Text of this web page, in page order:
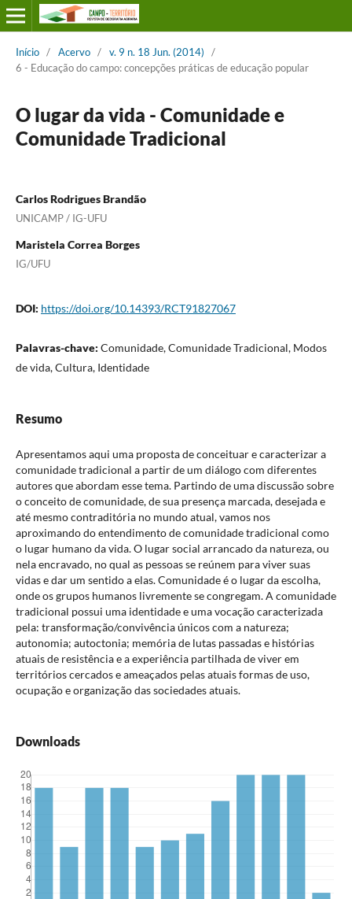
Início / Acervo / v. 9 n. 18 Jun. (2014)
/
6 - Educação do campo: concepções práticas de educação popular
O lugar da vida - Comunidade e
Comunidade Tradicional
Carlos Rodrigues Brandão
UNICAMP / IG-UFU
Maristela Correa Borges
IG/UFU
DOI: https://doi.org/10.14393/RCT91827067
Palavras-chave: Comunidade, Comunidade Tradicional, Modos
de vida, Cultura, Identidade
Resumo
Apresentamos aqui uma proposta de conceituar e caracterizar a
comunidade tradicional a partir de um diálogo com diferentes
autores que abordam esse tema. Partindo de uma discussão sobre
o conceito de comunidade, de sua presença marcada, desejada e
até mesmo contraditória no mundo atual, vamos nos
aproximando do entendimento de comunidade tradicional como
o lugar humano da vida. O lugar social arrancado da natureza, ou
nela encravado, no qual as pessoas se reúnem para viver suas
vidas e dar um sentido a elas. Comunidade é o lugar da escolha,
onde os grupos humanos livremente se congregam. A comunidade
tradicional possui uma identidade e uma vocação caracterizada
pela: transformação/convivência únicos com a natureza;
autonomia; autoctonia; memória de lutas passadas e histórias
atuais de resistência e a experiência partilhada de viver em
territórios cercados e ameaçados pelas atuais formas de uso,
ocupação e organização das sociedades atuais.
Downloads